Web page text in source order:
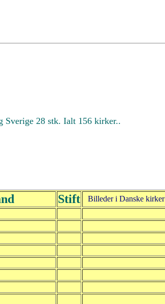
Sverige 28 stk. Ialt 156 kirker..
Stift Billeder i Danske kirker